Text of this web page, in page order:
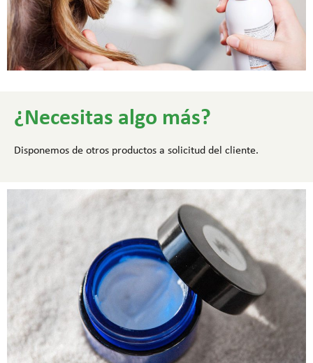
¿Necesitas algo más?
Disponemos de otros productos a solicitud del cliente.